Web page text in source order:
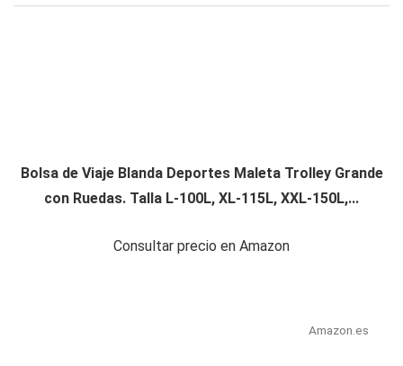
Bolsa de Viaje Blanda Deportes Maleta Trolley Grande
con Ruedas. Talla L-100L, XL-115L, XXL-150L,...
Consultar precio en Amazon
Amazon.es